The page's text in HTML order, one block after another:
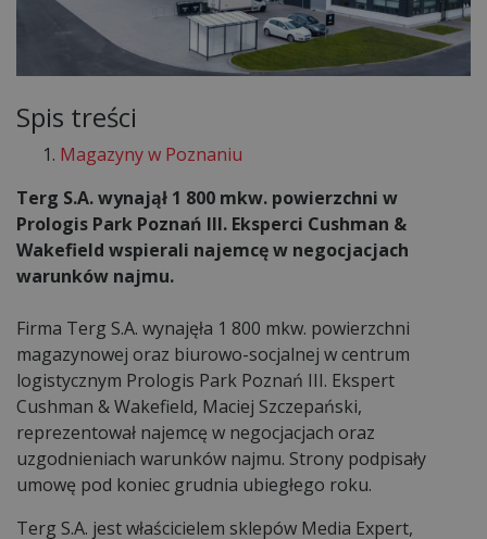
Spis treści
Magazyny w Poznaniu
Terg S.A. wynajął 1 800 mkw. powierzchni w
Prologis Park Poznań III. Eksperci Cushman &
Wakefield wspierali najemcę w negocjacjach
warunków najmu.
Firma Terg S.A. wynajęła 1 800 mkw. powierzchni
magazynowej oraz biurowo-socjalnej w centrum
logistycznym Prologis Park Poznań III. Ekspert
Cushman & Wakefield, Maciej Szczepański,
reprezentował najemcę w negocjacjach oraz
uzgodnieniach warunków najmu. Strony podpisały
umowę pod koniec grudnia ubiegłego roku.
Terg S.A. jest właścicielem sklepów Media Expert,